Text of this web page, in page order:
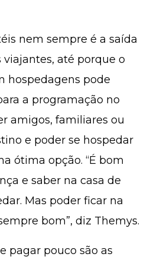
nem sempre é a saída
viajantes, até porque o
hospedagens pode
a programação no
amigos, familiares ou
e poder se hospedar
ótima opção. “É bom
e saber na casa de
Mas poder ficar na
bom”, diz Themys.
pagar pouco são as